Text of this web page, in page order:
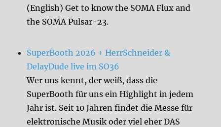
(English) Get to know the SOMA Flux and
the SOMA Pulsar-23.
SuperBooth 2026 + HerrSchneider &
DelayDude live im SO36
Wer uns kennt, der weiß, dass die
SuperBooth für uns ein Highlight in jedem
Jahr ist. Seit 10 Jahren findet die Messe für
elektronische Musik oder viel eher DAS